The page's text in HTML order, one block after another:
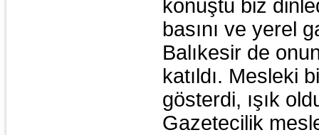
konuştu biz
basını ve yerel
Balıkesir de
katıldı. Mesleki
gösterdi, ışık
Gazetecilik